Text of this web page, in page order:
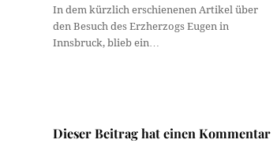
In dem kürzlich erschienenen Artikel über
den Besuch des Erzherzogs Eugen in
Innsbruck, blieb ein…
Dieser Beitrag hat einen Kommentar